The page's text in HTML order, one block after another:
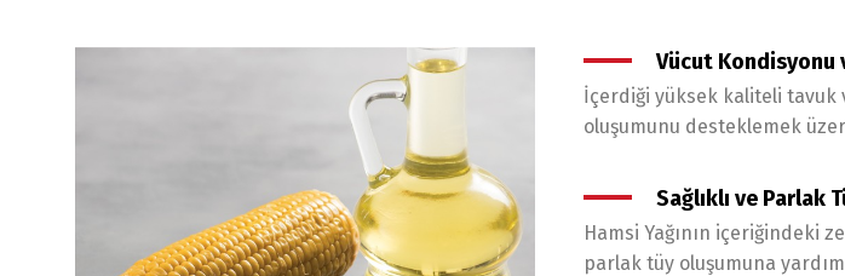
Vücut Kondisyonu
İçerdiği yüksek kaliteli tavuk
oluşumunu desteklemek
Sağlıklı ve Parlak
Hamsi Yağının içeriğindeki
parlak tüy oluşumuna